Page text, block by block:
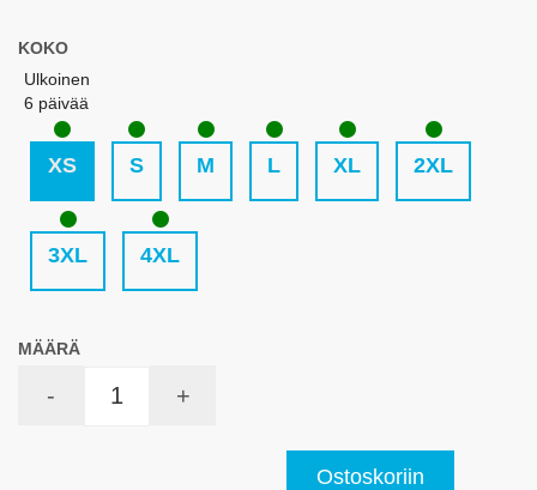
KOKO
Ulkoinen
6 päivää
XS S M L XL 2XL
3XL 4XL
MÄÄRÄ
- +
Ostoskoriin